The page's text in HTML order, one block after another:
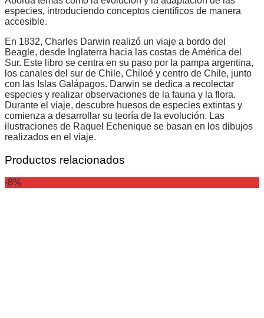
especies, introduciendo conceptos científicos de manera
accesible.
En 1832, Charles Darwin realizó un viaje a bordo del
Beagle, desde Inglaterra hacia las costas de América del
Sur. Este libro se centra en su paso por la pampa argentina,
los canales del sur de Chile, Chiloé y centro de Chile, junto
con las Islas Galápagos. Darwin se dedica a recolectar
especies y realizar observaciones de la fauna y la flora.
Durante el viaje, descubre huesos de especies extintas y
comienza a desarrollar su teoría de la evolución. Las
ilustraciones de Raquel Echenique se basan en los dibujos
realizados en el viaje.
Productos relacionados
-8%